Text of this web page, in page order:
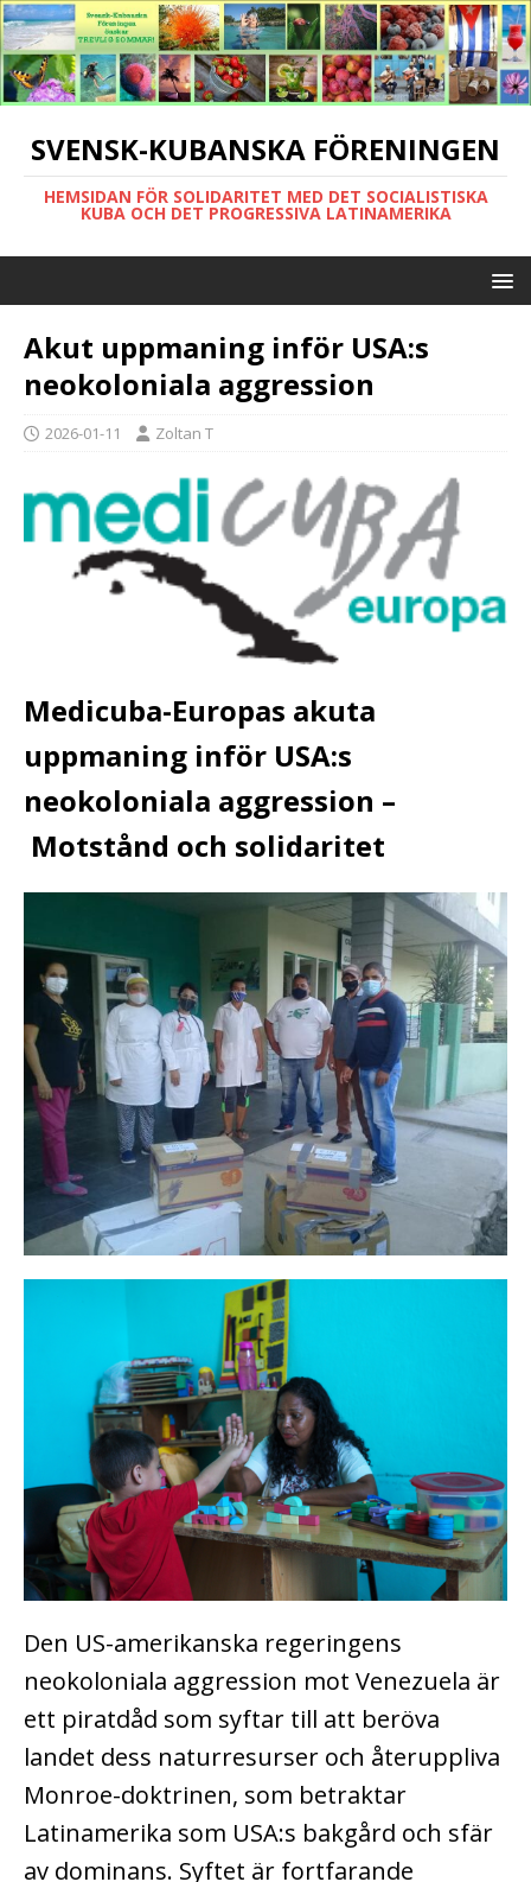
SVENSK-KUBANSKA FÖRENINGEN
HEMSIDAN FÖR SOLIDARITET MED DET SOCIALISTISKA
KUBA OCH DET PROGRESSIVA LATINAMERIKA
Akut uppmaning inför USA:s
neokoloniala aggression
2026-01-11 Zoltan T
Medicuba-Europas akuta
uppmaning inför USA:s
neokoloniala aggression –
Motstånd och solidaritet
Den US-amerikanska regeringens
neokoloniala aggression mot Venezuela är
ett piratdåd som syftar till att beröva
landet dess naturresurser och återuppliva
Monroe-doktrinen, som betraktar
Latinamerika som USA:s bakgård och sfär
av dominans. Syftet är fortfarande